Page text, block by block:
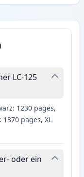
LC-125
1230 pages,
1370 pages, XL
oder ein